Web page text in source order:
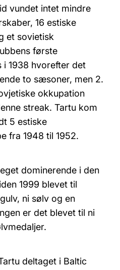
vundet intet mindre
16 estiske
et sovietisk
første
i 1938 hvorefter det
to sæsoner, men 2.
okkupation
streak. Tartu kom
5 estiske
fra 1948 til 1952.
dominerende i den
1999 blevet til
ni sølv og en
er det blevet til ni
deltaget i Baltic